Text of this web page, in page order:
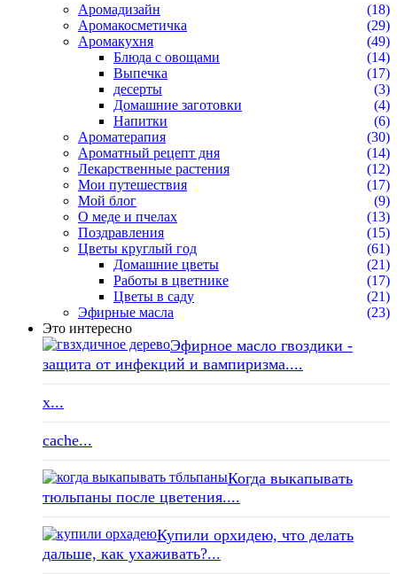
Аромадизайн
(18)
Аромакосметичка
(29)
Аромакухня
(49)
Блюда с овощами
(14)
Выпечка
(17)
десерты
(3)
Домашние заготовки
(4)
Напитки
(6)
Ароматерапия
(30)
Ароматный рецепт дня
(14)
Лекарственные растения
(12)
Мои путешествия
(17)
Мой блог
(9)
О меде и пчелах
(13)
Поздравления
(15)
Цветы круглый год
(61)
Домашние цветы
(21)
Работы в цветнике
(17)
Цветы в саду
(21)
Эфирные масла
(23)
Это интересно
Эфирное масло гвоздики -
защита от инфекций и вампиризма....
x...
cache...
Когда выкапывать
тюльпаны после цветения....
Купили орхидею, что делать
дальше, как ухаживать?...